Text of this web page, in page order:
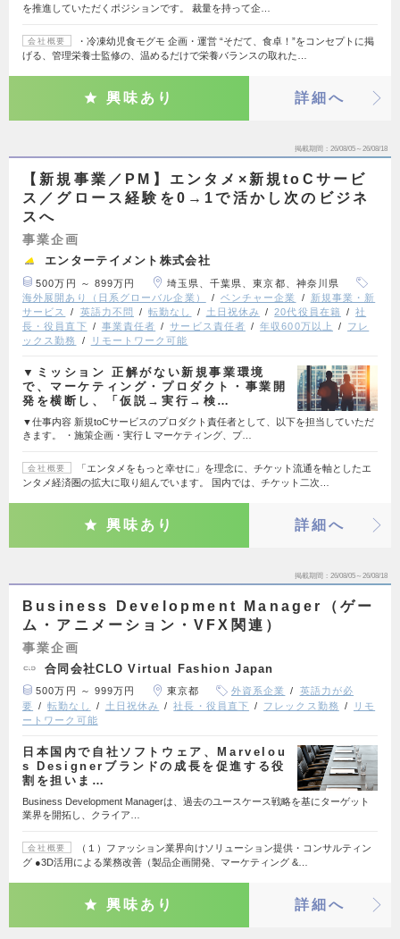
を推進していただくポジションです。 裁量を持って企…
会社概要
・冷凍幼児食モグモ 企画・運営 “そだて、食卓！”をコンセプトに掲
げる、管理栄養士監修の、温めるだけで栄養バランスの取れた…
興味あり 詳細へ
掲載期間 26/08/05～26/08/18
【新規事業／PM】エンタメ×新規toCサービ
ス／グロース経験を0→1で活かし次のビジネ
スへ
事業企画
エンターテイメント株式会社
500万円 ～ 899万円
埼玉県、千葉県、東京都、神奈川県
海外展開あり（日系グローバル企業）
ベンチャー企業
新規事業・新
サービス
英語力不問 転勤なし 土日祝休み 20代役員在籍
社
長・役員直下
事業責任者 サービス責任者 年収600万以上
フレ
ックス勤務
リモートワーク可能
▼ミッション 正解がない新規事業環境
で、マーケティング・プロダクト・事業開
発を横断し、「仮説→実行→検…
▼仕事内容 新規toCサービスのプロダクト責任者として、以下を担当していただ
きます。 ・施策企画・実行 L マーケティング、プ…
会社概要
「エンタメをもっと幸せに」を理念に、チケット流通を軸としたエ
ンタメ経済圏の拡大に取り組んでいます。 国内では、チケット二次…
興味あり 詳細へ
掲載期間 26/08/05～26/08/18
Business Development Manager（ゲー
ム・アニメーション・VFX関連）
事業企画
合同会社CLO Virtual Fashion Japan
500万円 ～ 999万円 東京都 外資系企業
英語力が必
要
転勤なし 土日祝休み 社長・役員直下 フレックス勤務
リモ
ートワーク可能
日本国内で自社ソフトウェア、Marvelou
s Designerブランドの成長を促進する役
割を担いま…
Business Development Managerは、過去のユースケース戦略を基にターゲット
業界を開拓し、クライア…
会社概要
（１）ファッション業界向けソリューション提供・コンサルティン
グ ●3D活用による業務改善（製品企画開発、マーケティング &…
興味あり 詳細へ